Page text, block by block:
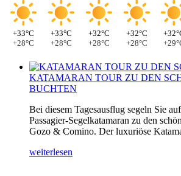
+33°C
+28°C
+33°C
+28°C
+32°C
+28°C
+32°C
+28°C
KATAMARAN TOUR ZU DEN
BUCHTEN
Bei diesem Tagesausflug segeln Sie
Passagier-Segelkatamaran zu den
Gozo & Comino. Der luxuriöse
weiterlesen